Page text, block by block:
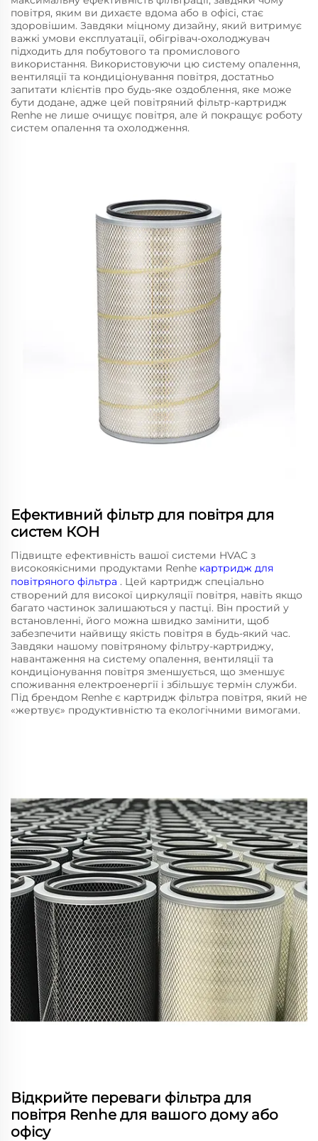
повітря, яким ви дихаєте вдома або в офісі, стає
здоровішим. Завдяки міцному дизайну, який витримує
важкі умови експлуатації, обігрівач-охолоджувач
підходить для побутового та промислового
використання. Використовуючи цю систему опалення,
вентиляції та кондиціонування повітря, достатньо
запитати клієнтів про будь-яке оздоблення, яке може
бути додане, адже цей повітряний фільтр-картридж
Renhe не лише очищує повітря, але й покращує роботу
систем опалення та охолодження.
Ефективний фільтр для повітря для
систем КОН
Підвищте ефективність вашої системи HVAC з
високоякісними продуктами Renhe картридж для
повітряного фільтра . Цей картридж спеціально
створений для високої циркуляції повітря, навіть якщо
багато частинок залишаються у пастці. Він простий у
встановленні, його можна швидко замінити, щоб
забезпечити найвищу якість повітря в будь-який час.
Завдяки нашому повітряному фільтру-картриджу,
навантаження на систему опалення, вентиляції та
кондиціонування повітря зменшується, що зменшує
споживання електроенергії і збільшує термін служби.
Під брендом Renhe є картридж фільтра повітря, який не
«жертвує» продуктивністю та екологічними вимогами.
Відкрийте переваги фільтра для
повітря Renhe для вашого дому або
офісу